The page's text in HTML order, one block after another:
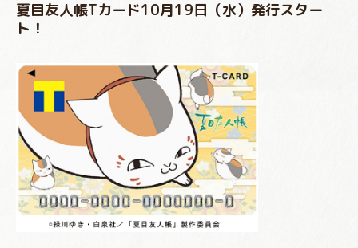
夏目友人帳Tカード10月19日（水）発行スター
ト！